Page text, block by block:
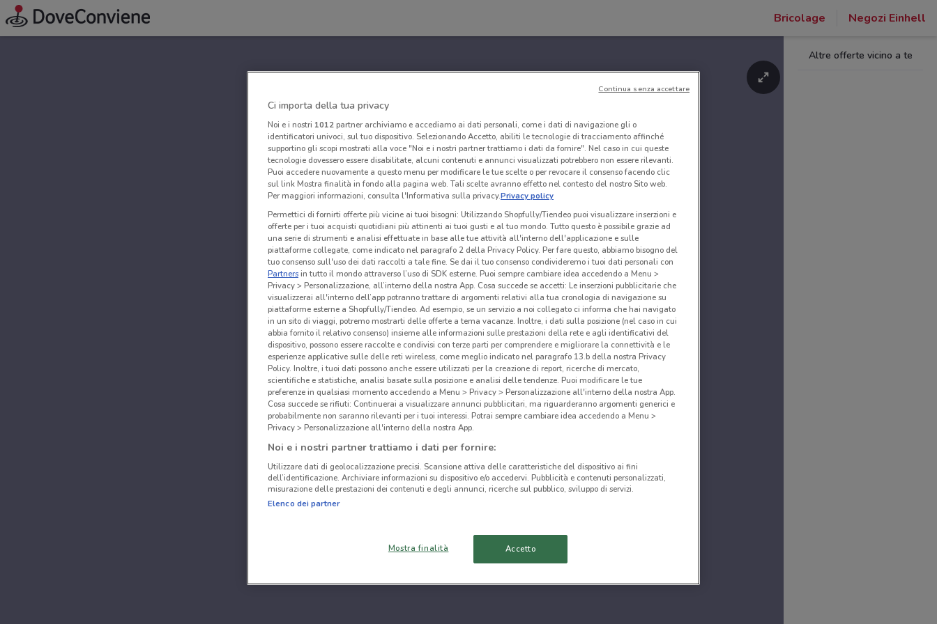
Bricolage Negozi Einhell
Altre offerte vicino a te
Ci importa della tua privacy
Noi e i nostri 1012partner archiviamo e accediamo ai dati personali, come i dati di navigazione gli o
identificatori univoci, sul tuo dispositivo. Selezionando Accetto, abiliti le tecnologie di tracciamento affinché
supportino gli scopi mostrati alla voce "Noi e i nostri partner trattiamo i dati da fornire". Nel caso in cui queste
tecnologie dovessero essere disabilitate, alcuni contenuti e annunci visualizzati potrebbero non essere rilevanti.
Puoi accedere nuovamente a questo menu per modificare le tue scelte o per revocare il consenso facendo clic
sul link Mostra finalità in fondo alla pagina web. Tali scelte avranno effetto nel contesto del nostro Sito web.
Per maggiori informazioni, consulta l'Informativa sulla privacy.Privacy policy
Permettici di fornirti offerte più vicine ai tuoi bisogni: Utilizzando Shopfully/Tiendeo puoi visualizzare inserzioni e
offerte per i tuoi acquisti quotidiani più attinenti ai tuoi gusti e al tuo mondo. Tutto questo è possibile grazie ad
una serie di strumenti e analisi effettuate in base alle tue attività all'interno dell'applicazione e sulle
piattaforme collegate, come indicato nel paragrafo 2 della Privacy Policy. Per fare questo, abbiamo bisogno del
tuo consenso sull'uso dei dati raccolti a tale fine. Se dai il tuo consenso condivideremo i tuoi dati personali con
Partnersin tutto il mondo attraverso l’uso di SDK esterne. Puoi sempre cambiare idea accedendo a Menu >
Privacy > Personalizzazione, all’interno della nostra App. Cosa succede se accetti: Le inserzioni pubblicitarie che
visualizzerai all'interno dell’app potranno trattare di argomenti relativi alla tua cronologia di navigazione su
piattaforme esterne a Shopfully/Tiendeo. Ad esempio, se un servizio a noi collegato ci informa che hai navigato
in un sito di viaggi, potremo mostrarti delle offerte a tema vacanze. Inoltre, i dati sulla posizione (nel caso in cui
abbia fornito il relativo consenso) insieme alle informazioni sulle prestazioni della rete e agli identificativi del
dispositivo, possono essere raccolte e condivisi con terze parti per comprendere e migliorare la connettività e le
esperienze applicative sulle delle reti wireless, come meglio indicato nel paragrafo 13.b della nostra Privacy
Policy. Inoltre, i tuoi dati possono anche essere utilizzati per la creazione di report, ricerche di mercato,
scientifiche e statistiche, analisi basate sulla posizione e analisi delle tendenze. Puoi modificare le tue
preferenze in qualsiasi momento accedendo a Menu > Privacy > Personalizzazione all'interno della nostra App.
Cosa succede se rifiuti: Continuerai a visualizzare annunci pubblicitari, ma riguarderanno argomenti generici e
probabilmente non saranno rilevanti per i tuoi interessi. Potrai sempre cambiare idea accedendo a Menu >
Privacy > Personalizzazione all'interno della nostra App.
Noi e i nostri partner trattiamo i dati per fornire:
Utilizzare dati di geolocalizzazione precisi. Scansione attiva delle caratteristiche del dispositivo ai fini
dell’identificazione. Archiviare informazioni su dispositivo e/o accedervi. Pubblicità e contenuti personalizzati,
misurazione delle prestazioni dei contenuti e degli annunci, ricerche sul pubblico, sviluppo di servizi.
Elenco dei partner
Mostra finalità Accetto
Continua senza accettare